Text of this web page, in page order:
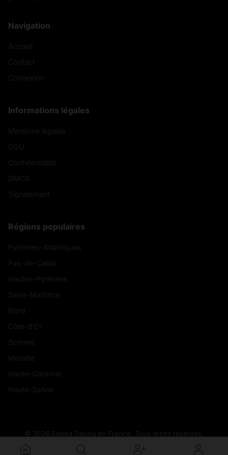
Navigation
Informations légales
Régions populaires
© 2026 Speed Dating en France. Tous droits réservés.